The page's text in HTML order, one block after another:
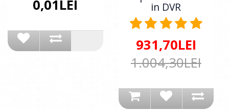
0,01LEI in DVR
931,70LEI
1.004,30LEI